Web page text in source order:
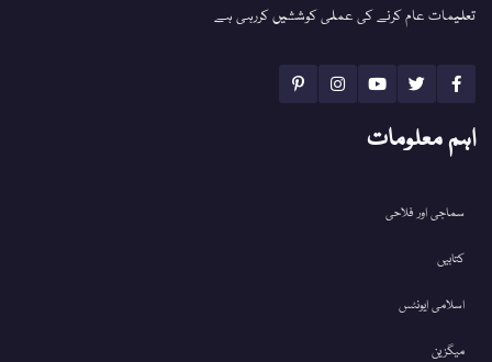
تعلیمات عام کرنے کی عملی کوششیں کررہی ہے
اہم معلومات
سماجی اور فلاحی
کتابیں
اسلامی ایونٹس
میگزین